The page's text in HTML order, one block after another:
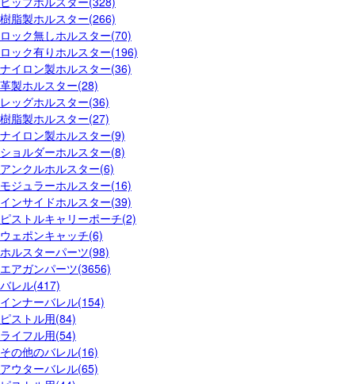
樹脂製ホルスター(266)
ロック無しホルスター(70)
ロック有りホルスター(196)
ナイロン製ホルスター(36)
革製ホルスター(28)
レッグホルスター(36)
樹脂製ホルスター(27)
ナイロン製ホルスター(9)
ショルダーホルスター(8)
アンクルホルスター(6)
モジュラーホルスター(16)
インサイドホルスター(39)
ピストルキャリーポーチ(2)
ウェポンキャッチ(6)
ホルスターパーツ(98)
エアガンパーツ(3656)
バレル(417)
インナーバレル(154)
ピストル用(84)
ライフル用(54)
その他のバレル(16)
アウターバレル(65)